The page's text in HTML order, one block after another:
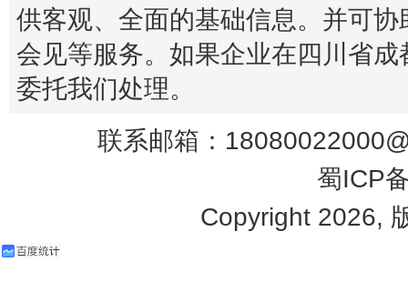
供客观、全面的基础信息。并可
会见等服务。如果企业在四川省
委托我们处理。
联系邮箱：
蜀ICP
Copyright 2026,